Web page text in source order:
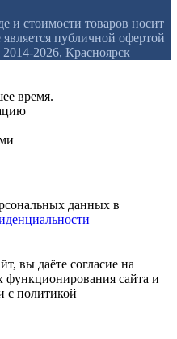
и стоимости товаров носит
публичной офертой
2026, Красноярск
время.
данных в
вы даёте согласие на
функционирования сайта и
с политикой